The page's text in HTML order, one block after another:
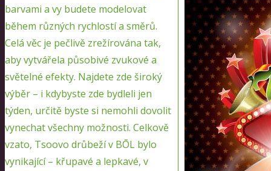
barvami a vy budete modelovat
během různých rychlostí a směrů.
Celá věc je pečlivě zrežírována tak,
aby vytvářela působivé zvukové a
světelné efekty. Najdete zde široký
výběr – i kdybyste zde bydleli jen
týden, určitě byste si nemohli dovolit
vynechat všechny možnosti. Celkově
vzato, Tsoovo drůbeží v BŌL bylo
vynikající – křupavé a lepkavé, v